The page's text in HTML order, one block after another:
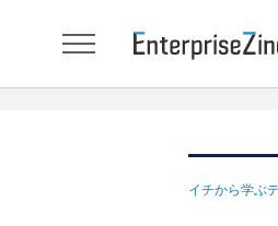
イチから学ぶ